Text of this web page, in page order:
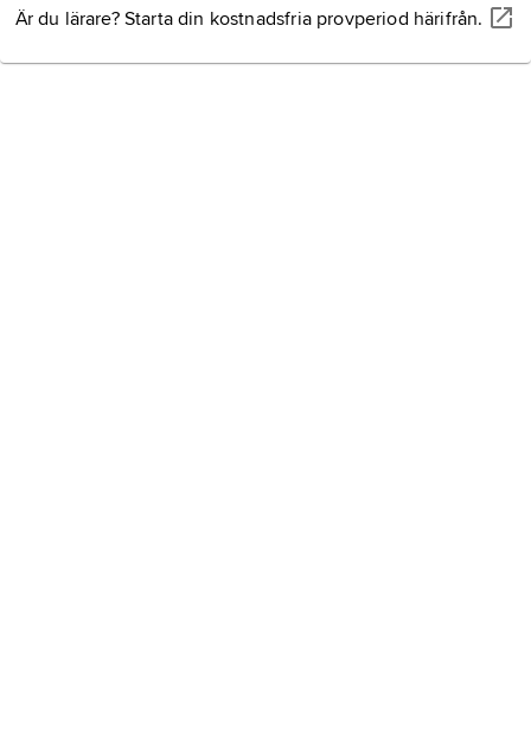
Är du lärare? Starta din kostnadsfria provperiod härifrån.